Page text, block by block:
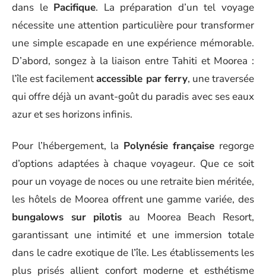
dans le Pacifique. La préparation d’un tel voyage
nécessite une attention particulière pour transformer
une simple escapade en une expérience mémorable.
D’abord, songez à la liaison entre Tahiti et Moorea :
l’île est facilementaccessible par ferry, une traversée
qui offre déjà un avant-goût du paradis avec ses eaux
azur et ses horizons infinis.
Pour l’hébergement, la Polynésie française regorge
d’options adaptées à chaque voyageur. Que ce soit
pour un voyage de noces ou une retraite bien méritée,
les hôtels de Moorea offrent une gamme variée, des
bungalows sur pilotis au Moorea Beach Resort,
garantissant une intimité et une immersion totale
dans le cadre exotique de l’île. Les établissements les
plus prisés allient confort moderne et esthétisme